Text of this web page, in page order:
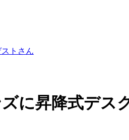
ストさん
に昇降式デス